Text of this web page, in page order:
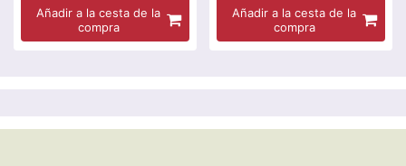
Añadir a la cesta de la
compra
Añadir a la cesta de la
compra